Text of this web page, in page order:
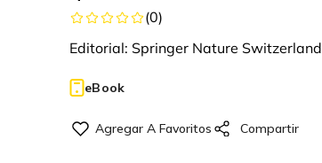
(0)
Editorial: Springer Nature Switzerland
eBook